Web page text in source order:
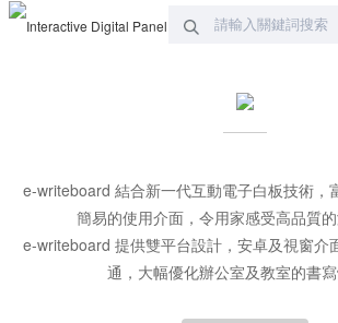
e-writeboard 結合新一代互動電子白板技術，
簡易的使用介面，令用家感受高品質的
e-writeboard 提供雙平台設計，安卓及視窗介
通，大幅優化辦公室及教室的書寫